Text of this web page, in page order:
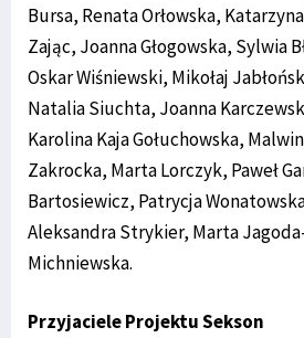
Bursa, Renata Orłowska,
Zając, Joanna Głogowska, Sylwia
Oskar Wiśniewski, Mikołaj
Natalia Siuchta, Joanna
Karolina Kaja Gołuchowska,
Zakrocka, Marta Lorczyk, Paweł
Bartosiewicz, Patrycja
Aleksandra Strykier, Marta
Michniewska.
Przyjaciele Projektu Sekson